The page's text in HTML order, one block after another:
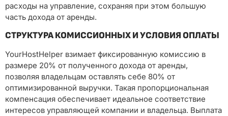
расходы на управление, сохраняя при этом большую
часть дохода от аренды.
СТРУКТУРА КОМИССИОННЫХ И УСЛОВИЯ ОПЛАТЫ
YourHostHelper взимает фиксированную комиссию в
размере 20% от полученного дохода от аренды,
позволяя владельцам оставлять себе 80% от
оптимизированной выручки. Такая пропорциональная
компенсация обеспечивает идеальное соответствие
интересов управляющей компании и владельца. Выплата